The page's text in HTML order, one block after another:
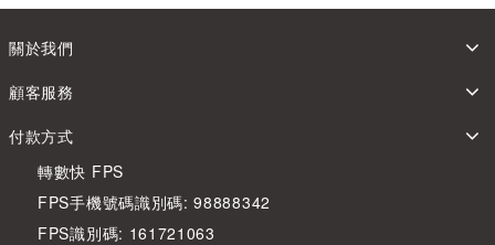
關於我們
顧客服務
付款方式
轉數快 FPS
FPS手機號碼識別碼: 98888342
FPS識別碼: 161721063